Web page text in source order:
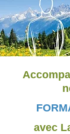
avec